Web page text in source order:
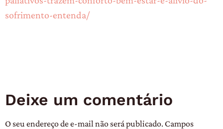
sofrimento-entenda/
Deixe um comentário
O seu endereço de e-mail não será publicado. Campos